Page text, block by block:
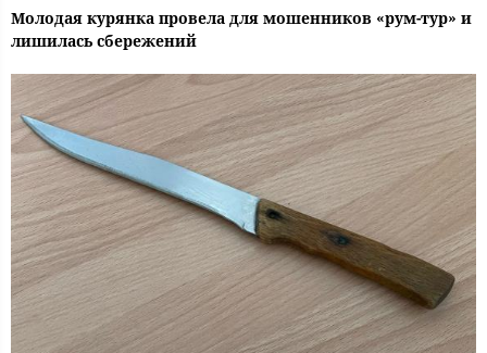
Молодая курянка провела для мошенников «рум-тур» и
лишилась сбережений